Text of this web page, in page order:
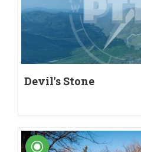
Devil's Stone